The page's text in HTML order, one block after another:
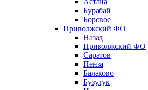
Астана
Бурабай
Боровое
Приволжский ФО
Назад
Приволжский ФО
Саратов
Пенза
Балаково
Бузулук